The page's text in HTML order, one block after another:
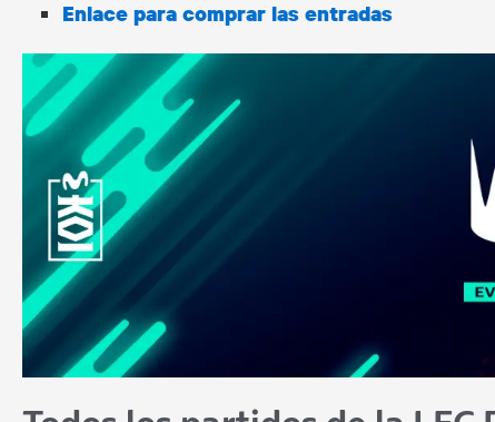
Enlace para comprar las entradas